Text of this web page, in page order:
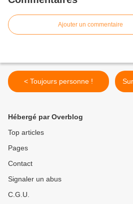
Ajouter un commentaire
< Toujours personne !
Hébergé par Overblog
Top articles
Pages
Contact
Signaler un abus
C.G.U.